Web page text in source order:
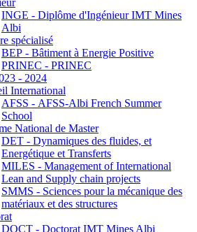
INGE - Diplôme d'Ingénieur IMT Mines
Albi
spécialisé
BEP - Bâtiment à Energie Positive
PRINEC - PRINEC
- 2024
International
AFSS - AFSS-Albi French Summer
School
National de Master
DET - Dynamiques des fluides, et
Energétique et Transferts
MILES - Management of International
Lean and Supply chain projects
SMMS - Sciences pour la mécanique des
matériaux et des structures
DOCT - Doctorat IMT Mines Albi